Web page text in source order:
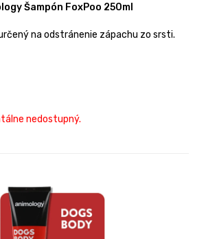
Šampón FoxPoo 250ml
na odstránenie zápachu zo srsti.
nedostupný.